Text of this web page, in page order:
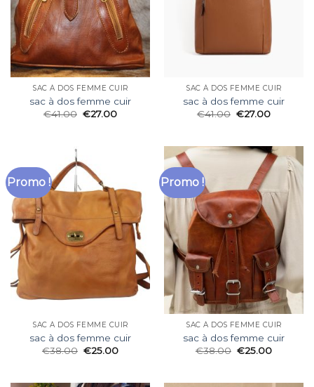
SAC À DOS FEMME CUIR
sac à dos femme cuir
€41.00 €27.00
SAC À DOS FEMME CUIR
sac à dos femme cuir
€41.00 €27.00
Promo !
SAC À DOS FEMME CUIR
sac à dos femme cuir
€38.00 €25.00
Promo !
SAC À DOS FEMME CUIR
sac à dos femme cuir
€38.00 €25.00